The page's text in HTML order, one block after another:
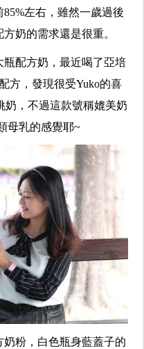
左右，雖然一歲過後
奶的需求還是很重。
配方奶，最近喝了亞培
方，發現很受Yuko的喜
奶，不過這款號稱媲美奶
母乳的感覺耶~
粉，白色瓶身藍蓋子的